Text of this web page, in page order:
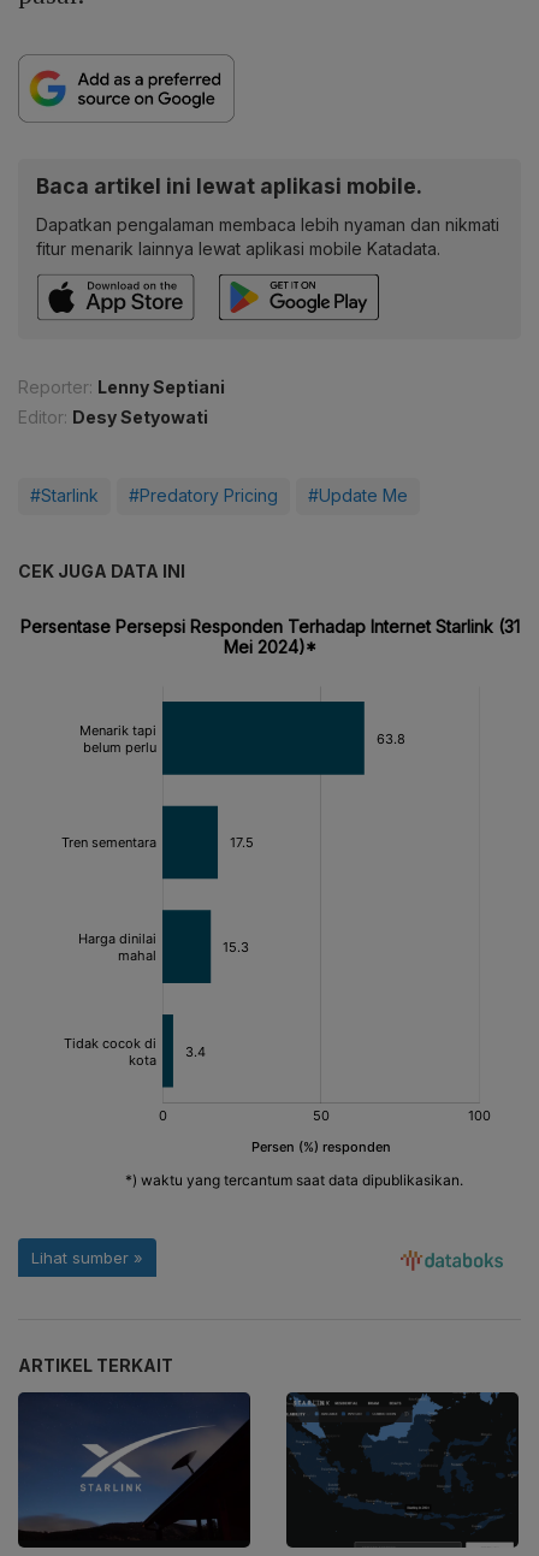
Baca artikel ini lewat aplikasi mobile.
Dapatkan pengalaman membaca lebih nyaman dan nikmati
fitur menarik lainnya lewat aplikasi mobile Katadata.
Reporter: Lenny Septiani
Editor: Desy Setyowati
#Starlink #Predatory Pricing #Update Me
CEK JUGA DATA INI
ARTIKEL TERKAIT